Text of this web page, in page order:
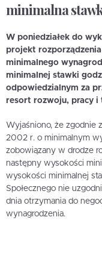
minimalna
W poniedziałek do
projekt
minimalnego
minimalnej stawki
odpowiedzialnym za
resort rozwoju, pracy i
Wyjaśniono, że zgodnie
2002 r. o minimalnym
zobowiązany w drodze
następny wysokości
wysokości minimalnej
Społecznego nie
dnia otrzymania do
wynagrodzenia.